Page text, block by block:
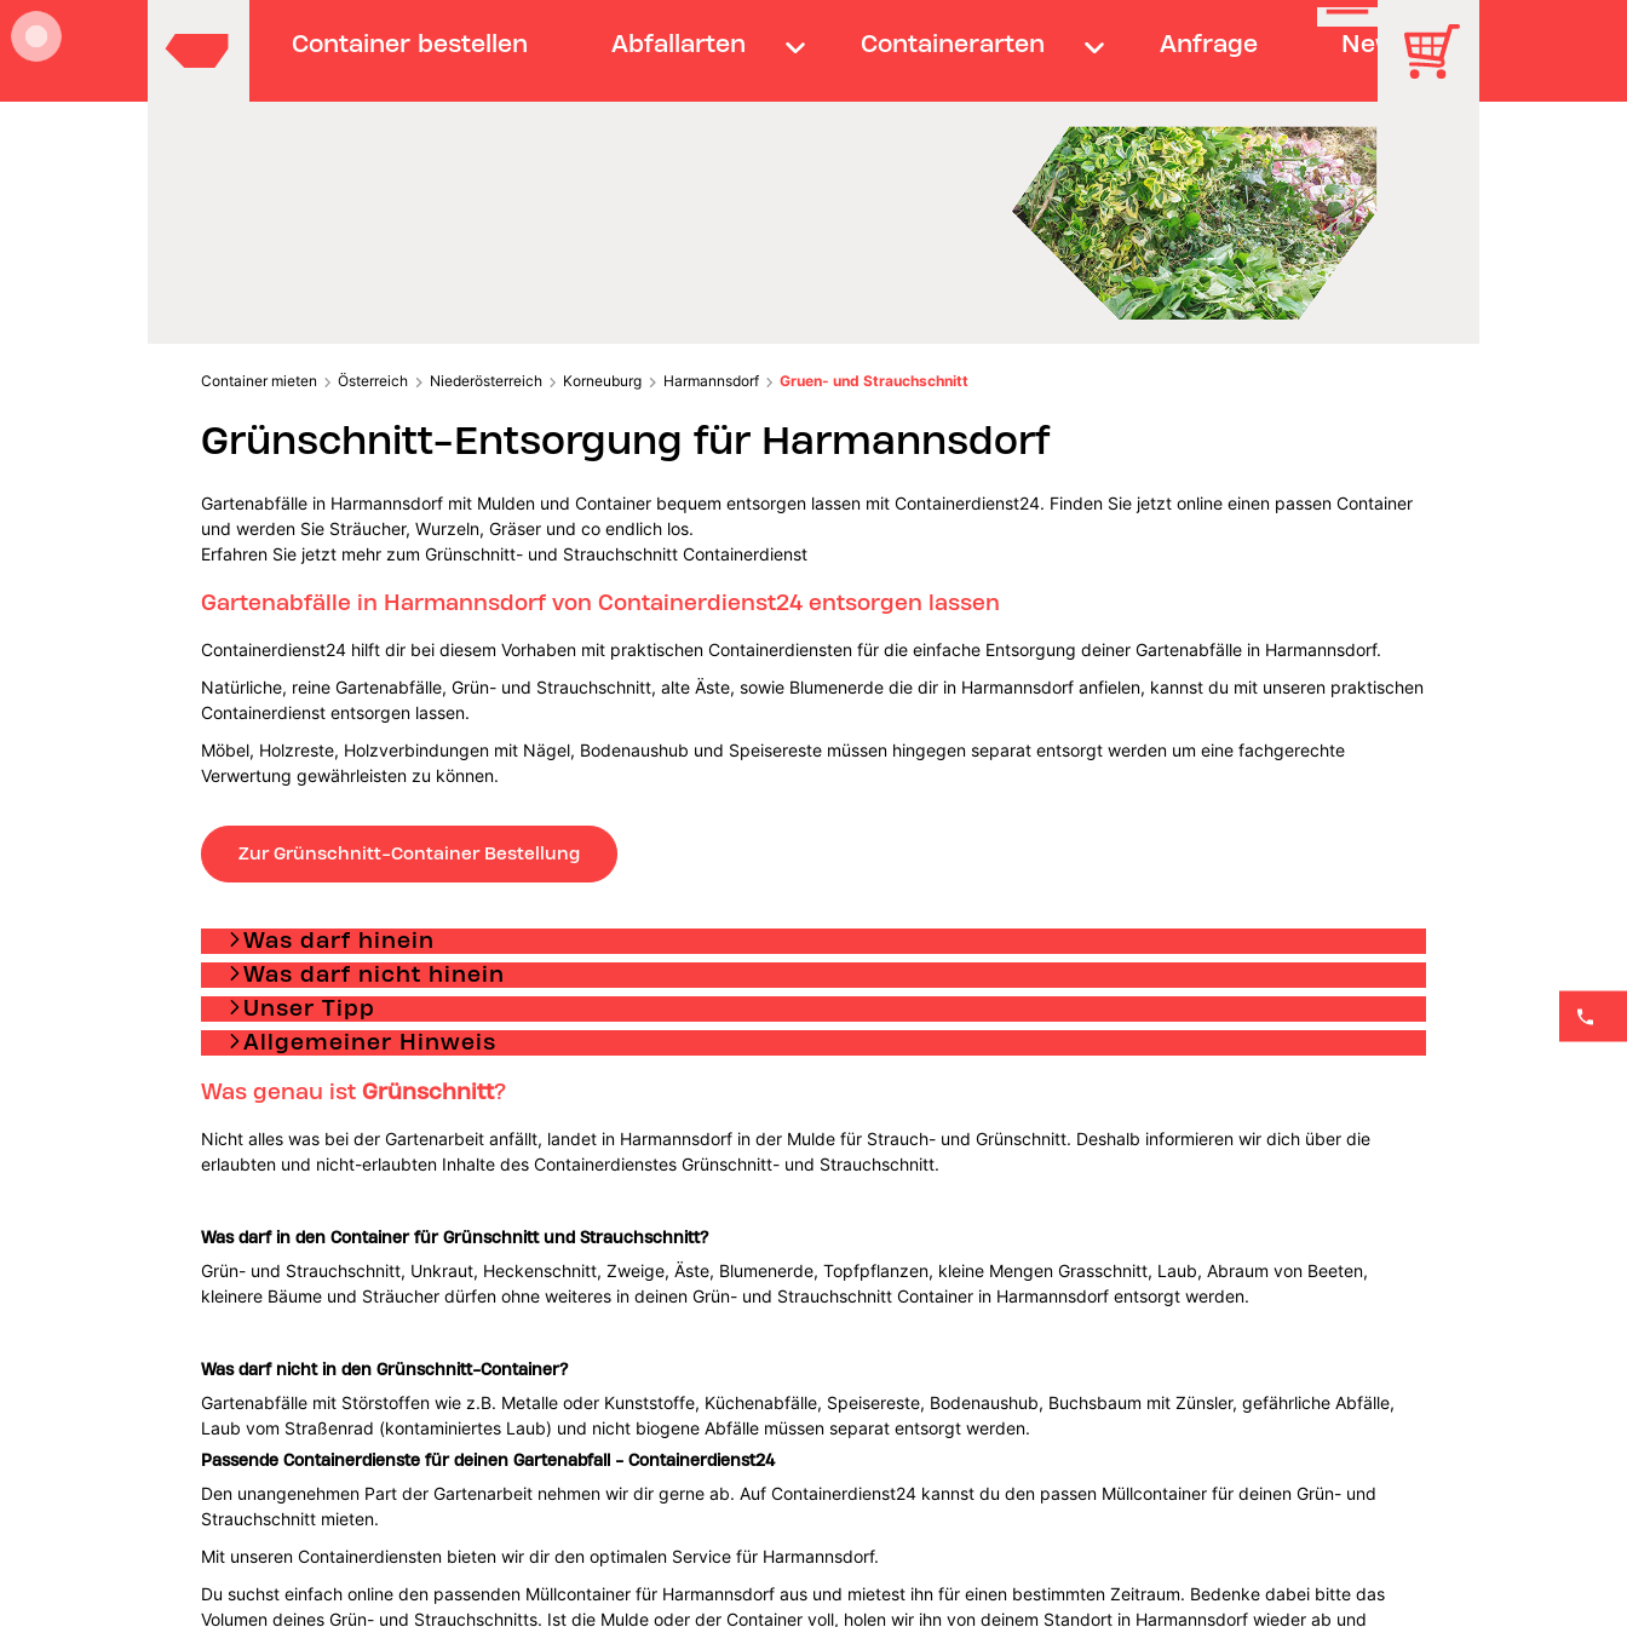
Container bestellen Abfallarten Containerarten Anfrage News
Container mieten Österreich Niederösterreich Korneuburg Harmannsdorf Gruen- und Strauchschnitt
Grünschnitt-Entsorgung für Harmannsdorf
Gartenabfälle in Harmannsdorf mit Mulden und Container bequem entsorgen lassen mit Containerdienst24. Finden Sie jetzt online einen passen Container
und werden Sie Sträucher, Wurzeln, Gräser und co endlich los.
Erfahren Sie jetzt mehr zum Grünschnitt- und Strauchschnitt Containerdienst
Gartenabfälle in Harmannsdorf von Containerdienst24 entsorgen lassen
Containerdienst24 hilft dir bei diesem Vorhaben mit praktischen Containerdiensten für die einfache Entsorgung deiner Gartenabfälle in Harmannsdorf.
Natürliche, reine Gartenabfälle, Grün- und Strauchschnitt, alte Äste, sowie Blumenerde die dir in Harmannsdorf anfielen, kannst du mit unseren praktischen
Containerdienst entsorgen lassen.
Möbel, Holzreste, Holzverbindungen mit Nägel, Bodenaushub und Speisereste müssen hingegen separat entsorgt werden um eine fachgerechte
Verwertung gewährleisten zu können.
Zur Grünschnitt-Container Bestellung
Was darf hinein
Was darf nicht hinein
Unser Tipp
Allgemeiner Hinweis
Was genau ist Grünschnitt?
Nicht alles was bei der Gartenarbeit anfällt, landet in Harmannsdorf in der Mulde für Strauch- und Grünschnitt. Deshalb informieren wir dich über die
erlaubten und nicht-erlaubten Inhalte des Containerdienstes Grünschnitt- und Strauchschnitt.
Was darf in den Container für Grünschnitt und Strauchschnitt?
Grün- und Strauchschnitt, Unkraut, Heckenschnitt, Zweige, Äste, Blumenerde, Topfpflanzen, kleine Mengen Grasschnitt, Laub, Abraum von Beeten,
kleinere Bäume und Sträucher dürfen ohne weiteres in deinen Grün- und Strauchschnitt Container in Harmannsdorf entsorgt werden.
Was darf nicht in den Grünschnitt-Container?
Gartenabfälle mit Störstoffen wie z.B. Metalle oder Kunststoffe, Küchenabfälle, Speisereste, Bodenaushub, Buchsbaum mit Zünsler, gefährliche Abfälle,
Laub vom Straßenrad (kontaminiertes Laub) und nicht biogene Abfälle müssen separat entsorgt werden.
Passende Containerdienste für deinen Gartenabfall - Containerdienst24
Den unangenehmen Part der Gartenarbeit nehmen wir dir gerne ab. Auf Containerdienst24 kannst du den passen Müllcontainer für deinen Grün- und
Strauchschnitt mieten.
Mit unseren Containerdiensten bieten wir dir den optimalen Service für Harmannsdorf.
Du suchst einfach online den passenden Müllcontainer für Harmannsdorf aus und mietest ihn für einen bestimmten Zeitraum. Bedenke dabei bitte das
Volumen deines Grün- und Strauchschnitts. Ist die Mulde oder der Container voll, holen wir ihn von deinem Standort in Harmannsdorf wieder ab und